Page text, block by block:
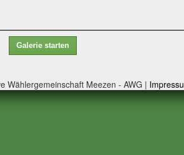
Wählergemeinschaft Meezen - AWG |